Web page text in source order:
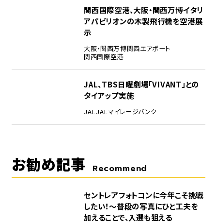
関西国際空港、大阪・関西万博イタリ
アパビリオンの木製飛行機を空港展
示
大阪・関西万博関西エアポート
関西国際空港
JAL、TBS日曜劇場「VIVANT」との
タイアップ実施
JALJALマイレージバンク
お勧め記事 Recommend
セントレアフォトコンに今年こそ挑戦
したい！～普段の写真にひと工夫を
加えることで、入選も狙える